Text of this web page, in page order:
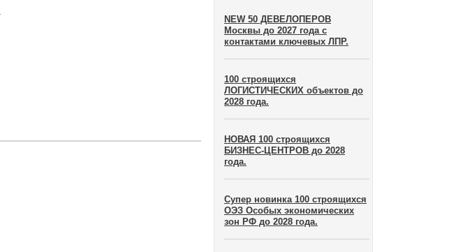
NEW 50 ДЕВЕЛОПЕРОВ
Москвы до 2027 года с
контактами ключевых ЛПР.
100 строящихся
ЛОГИСТИЧЕСКИХ объектов до
2028 года.
НОВАЯ 100 строящихся
БИЗНЕС-ЦЕНТРОВ до 2028
года.
Супер новинка 100 строящихся
ОЭЗ Особых экономических
зон​ РФ до 2028 года.